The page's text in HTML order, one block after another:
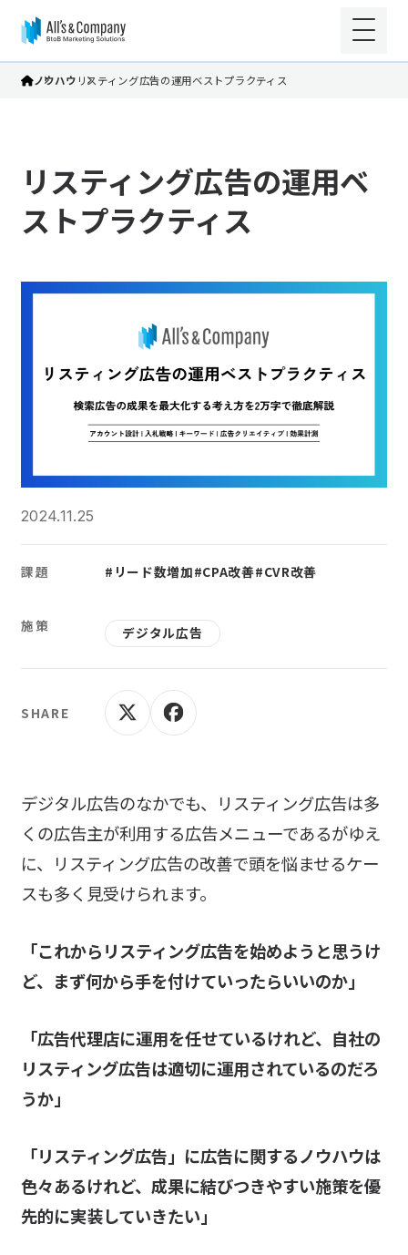
ノウハウ リスティング広告の運用ベストプラクティス
リスティング広告の運用ベ
ストプラクティス
デジタル広告のなかでも、リスティング広告は多
くの広告主が利用する広告メニューであるがゆえ
に、リスティング広告の改善で頭を悩ませるケー
スも多く見受けられます。
「これからリスティング広告を始めようと思うけ
ど、まず何から手を付けていったらいいのか」
「広告代理店に運用を任せているけれど、自社の
リスティング広告は適切に運用されているのだろ
うか」
「リスティング広告」に広告に関するノウハウは
色々あるけれど、成果に結びつきやすい施策を優
先的に実装していきたい」
2024.11.25
課題 #リード数増加#CPA改善#CVR改善
施策 デジタル広告
SHARE